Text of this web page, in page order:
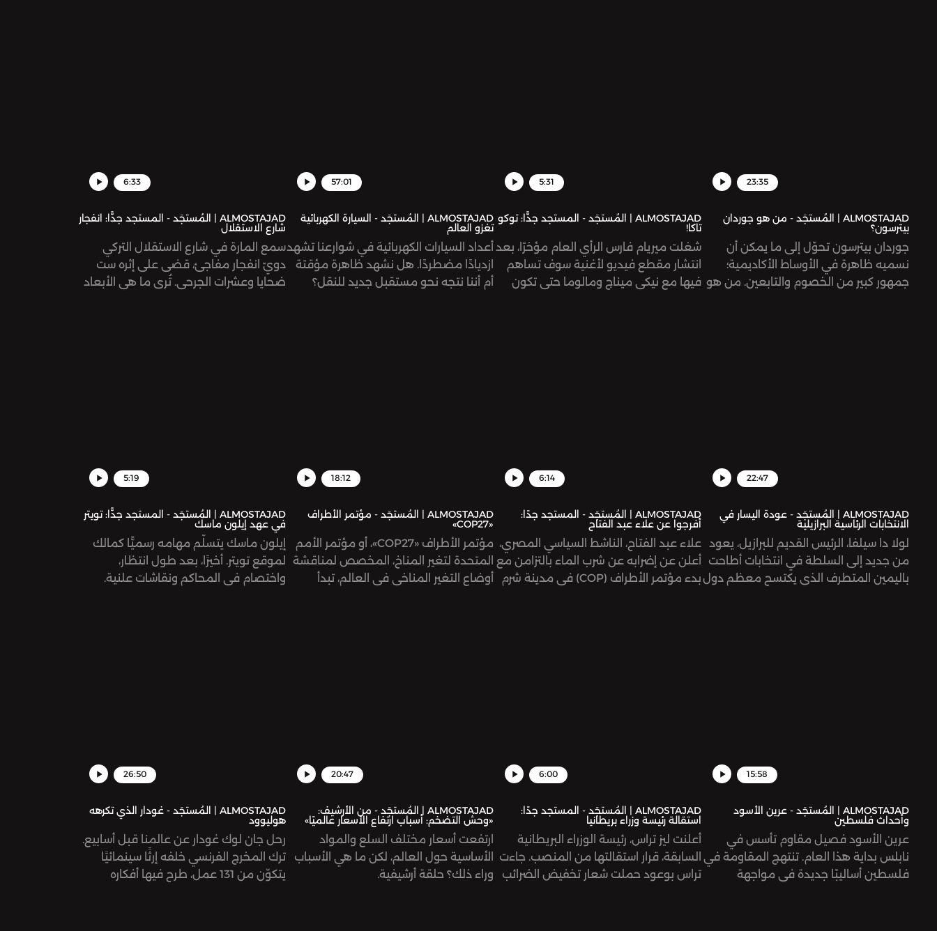
23:35
ALMOSTAJAD | المُستجَد - من هو جوردان
بيترسون؟
جوردان بيترسون تحوّل إلى ما يمكن أن
نسميه ظاهرة في الأوساط الأكاديمية؛
جمهور كبير من الخصوم والتابعين. من هو
5:31
ALMOSTAJAD | المُستجَد - المستجد جدًّا: توكو
تاكا!
شغلت ميريام فارس الرأي العام مؤخرًا، بعد
انتشار مقطع فيديو لأغنية سوف تساهم
فيها مع نيكي ميناج ومالوما حتى تكون
57:01
ALMOSTAJAD | المُستجَد - السيارة الكهربائية
تغزو العالم
أعداد السيارات الكهربائية في شوارعنا تشهد
ازديادًا مضطردًا. هل نشهد ظاهرة مؤقتة
أم أننا نتجه نحو مستقبل جديد للنقل؟
6:33
ALMOSTAJAD | المُستجَد - المستجد جدًّا: انفجار
شارع الاستقلال
سمع المارة في شارع الاستقلال التركي
دويّ انفجار مفاجئ، قضى على إثره ست
ضحايا وعشرات الجرحى. تُرى ما هي الأبعاد
22:47
ALMOSTAJAD | المُستجَد - عودة اليسار في
الانتخابات الرئاسية البرازيلية
لولا دا سيلفا، الرئيس القديم للبرازيل، يعود
من جديد إلى السلطة في انتخابات أطاحت
باليمين المتطرف الذي يكتسح معظم دول
6:14
ALMOSTAJAD | المُستجَد - المستجد جدًا:
أفرجوا عن علاء عبد الفتاح
علاء عبد الفتاح، الناشط السياسي المصري،
أعلن عن إضرابه عن شرب الماء بالتزامن مع
بدء مؤتمر الأطراف (COP) في مدينة شرم
18:12
ALMOSTAJAD | المُستجَد - مؤتمر الأطراف
«COP27»
مؤتمر الأطراف «COP27»، أو مؤتمر الأمم
المتحدة لتغير المناخ، المخصص لمناقشة
أوضاع التغير المناخي في العالم، تبدأ
5:19
ALMOSTAJAD | المُستجَد - المستجد جدًّا: تويتر
في عهد إيلون ماسك
إيلون ماسك يتسلّم مهامه رسميًّا كمالك
لموقع تويتر. أخيرًا، بعد طول انتظار،
واختصام في المحاكم ونقاشات علنية.
15:58
ALMOSTAJAD | المُستجَد - عرين الأسود
وأحداث فلسطين
عرين الأسود فصيل مقاوم تأسس في
نابلس بداية هذا العام. تنتهج المقاومة في
فلسطين أساليبًا جديدة في مواجهة
6:00
ALMOSTAJAD | المُستجَد - المستجد جدًا:
استقالة رئيسة وزراء بريطانيا
أعلنت ليز تراس، رئيسة الوزراء البريطانية
السابقة، قرار استقالتها من المنصب. جاءت
تراس بوعود حملت شعار تخفيض الضرائب
20:47
ALMOSTAJAD | المُستجَد - من الأرشيف:
«وحش التضخم: أسباب ارتفاع الأسعار عالميًا»
ارتفعت أسعار مختلف السلع والمواد
الأساسية حول العالم، لكن ما هي الأسباب
وراء ذلك؟ حلقة أرشيفية.
26:50
ALMOSTAJAD | المُستجَد - غودار الذي تكرهه
هوليوود
رحل جان لوك غودار عن عالمنا قبل أسابيع.
ترك المخرج الفرنسي خلفه إرثًا سينمائيًا
يتكوّن من 131 عمل، طرح فيها أفكاره